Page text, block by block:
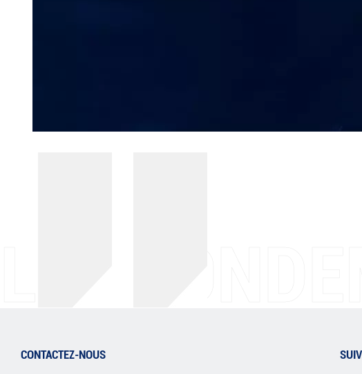
LES
CONTACTEZ-NOUS